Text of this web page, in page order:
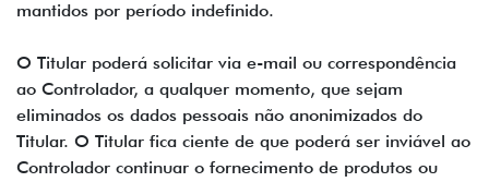
mantidos por período indefinido.
O Titular poderá solicitar via e-mail ou correspondência
ao Controlador, a qualquer momento, que sejam
eliminados os dados pessoais não anonimizados do
Titular. O Titular fica ciente de que poderá ser inviável ao
Controlador continuar o fornecimento de produtos ou